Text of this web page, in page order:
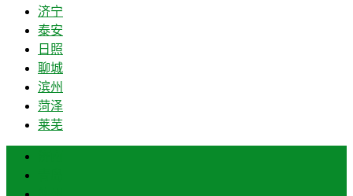
济宁
泰安
日照
聊城
滨州
菏泽
莱芜